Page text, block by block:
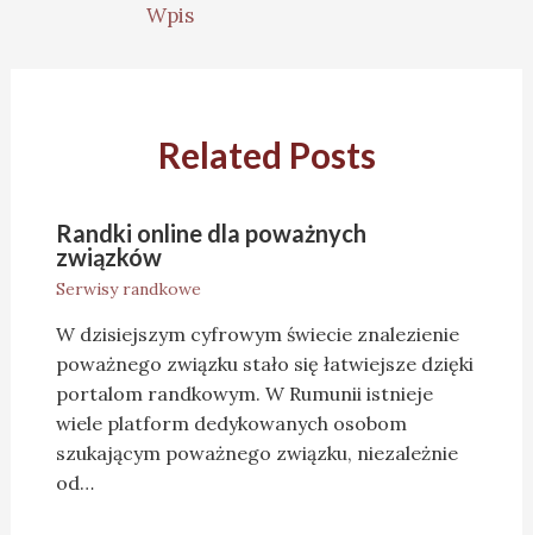
Wpis
Related Posts
Randki online dla poważnych
związków
Serwisy randkowe
W dzisiejszym cyfrowym świecie znalezienie
poważnego związku stało się łatwiejsze dzięki
portalom randkowym. W Rumunii istnieje
wiele platform dedykowanych osobom
szukającym poważnego związku, niezależnie
od…